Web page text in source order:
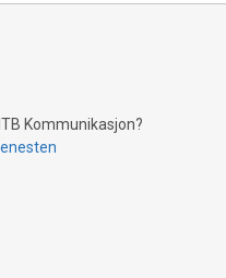
Kommunikasjon?